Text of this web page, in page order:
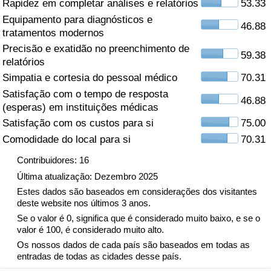
Rapidez em completar análises e relatórios
53.33
Equipamento para diagnósticos e
tratamentos modernos
46.88
Precisão e exatidão no preenchimento de
relatórios
59.38
Simpatia e cortesia do pessoal médico
70.31
Satisfação com o tempo de resposta
(esperas) em instituições médicas
46.88
Satisfação com os custos para si
75.00
Comodidade do local para si
70.31
Contribuidores: 16
Última atualização: Dezembro 2025
Estes dados são baseados em considerações dos visitantes
deste website nos últimos 3 anos.
Se o valor é 0, significa que é considerado muito baixo, e se o
valor é 100, é considerado muito alto.
Os nossos dados de cada país são baseados em todas as
entradas de todas as cidades desse país.
Saúde
Indicador de Saúde (Atual)
Indicador de Saúde
Indicador de Saúde por País
Poluição
Indicador de Poluição (Atual)
Índice de poluição
Indicador de Poluição por País
Trânsito